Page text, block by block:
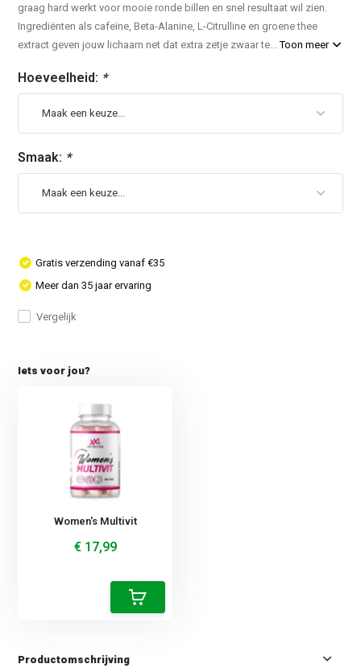
graag hard werkt voor mooie ronde billen en snel resultaat wil zien.
Ingrediënten als cafeïne, Beta-Alanine, L-Citrulline en groene thee
extract geven jouw lichaam net dat extra zetje zwaar te...Toon meer
Hoeveelheid: *
Smaak: *
Gratis verzending vanaf €35
Meer dan 35 jaar ervaring
Vergelijk
Productomschrijving
Iets voor jou?
Women's Multivit
€ 17,99